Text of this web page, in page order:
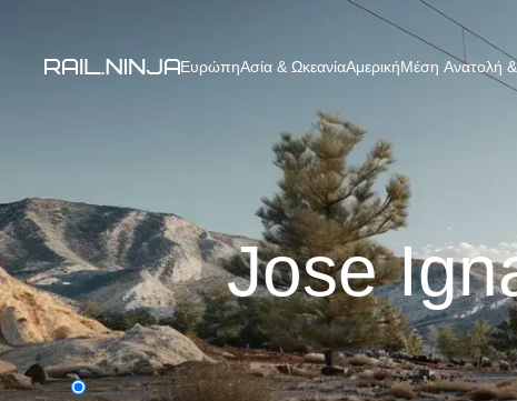
ΕυρώπηΑσία & ΩκεανίαΑμερικήΜέση Ανατολή
Jose